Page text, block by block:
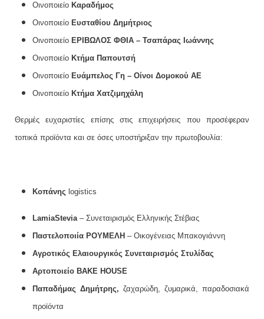
Οινοποιείο Καραδήμος
Οινοποιείο Ευσταθίου Δημήτριος
Οινοποιείο ΕΡΙΒΩΛΟΣ ΦΘΙΑ – Τσαπάρας Ιωάννης
Οινοποιείο Κτήμα Παπουτσή
Οινοποιείο Ευάμπελος Γη – Οίνοι Δομοκού ΑΕ
Οινοποιείο Κτήμα Χατζιμηχάλη
Θερμές ευχαριστίες επίσης στις επιχειρήσεις που προσέφεραν
τοπικά προϊόντα και σε όσες υποστήριξαν την πρωτοβουλία:
Κοπάνης logistics
LamiaStevia– Συνεταιρισμός Ελληνικής Στέβιας
Παστελοποιία ΡΟΥΜΕΛΗ – Οικογένειας Μπακογιάννη
Αγροτικός Ελαιουργικός Συνεταιρισμός Στυλίδας
Αρτοποιείο BAKE HOUSE
Παπαδήμας Δημήτρης, ζαχαρώδη, ζυμαρικά, παραδοσιακά
προϊόντα